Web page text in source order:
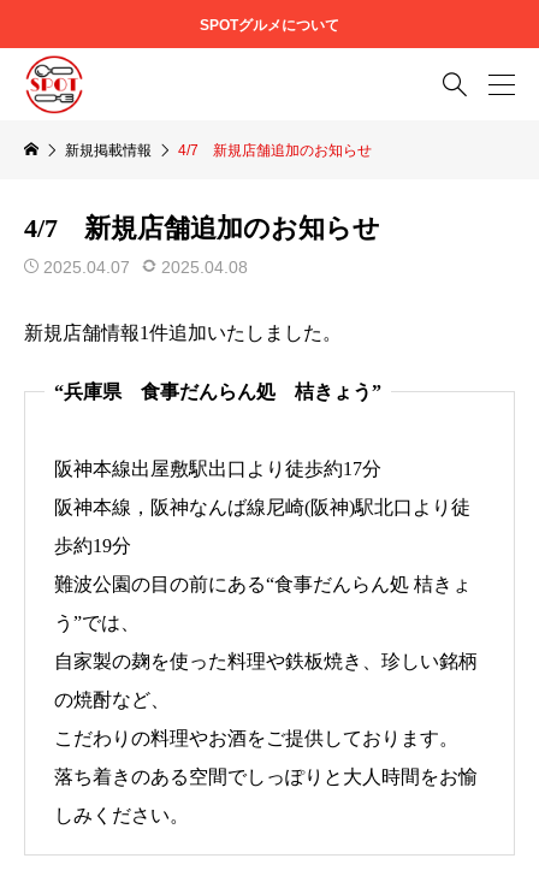
SPOTグルメについて

新規掲載情報 4/7 新規店舗追加のお知らせ
4/7 新規店舗追加のお知らせ
2025.04.07 2025.04.08
新規店舗情報1件追加いたしました。
“兵庫県 食事だんらん処 桔きょう”
阪神本線出屋敷駅出口より徒歩約17分
阪神本線，阪神なんば線尼崎(阪神)駅北口より徒
歩約19分
難波公園の目の前にある“食事だんらん処 桔きょ
う”では、
自家製の麹を使った料理や鉄板焼き、珍しい銘柄
の焼酎など、
こだわりの料理やお酒をご提供しております。
落ち着きのある空間でしっぽりと大人時間をお愉
しみください。